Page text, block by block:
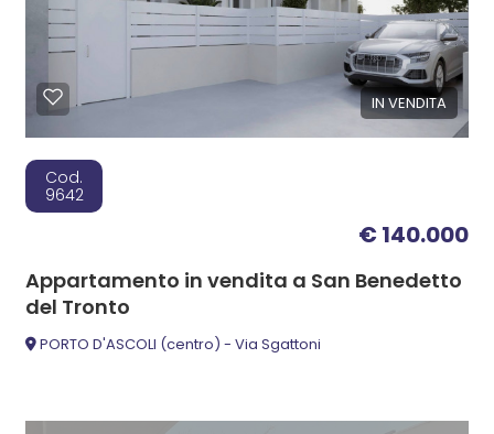
IN VENDITA
Cod.
9642
€ 140.000
Appartamento in vendita a San Benedetto
del Tronto
PORTO D'ASCOLI (centro) - Via Sgattoni